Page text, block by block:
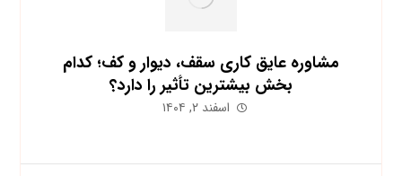
مشاوره عایق کاری سقف، دیوار و کف؛ کدام
بخش بیشترین تأثیر را دارد؟
اسفند ۲, ۱۴۰۴